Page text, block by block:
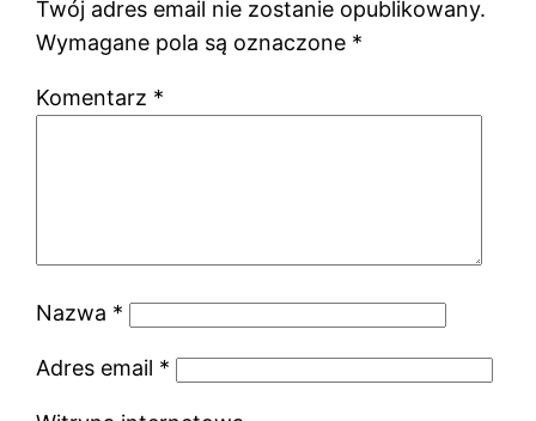
Twój adres email nie zostanie opublikowany.
Wymagane pola są oznaczone *
Komentarz *
Nazwa *
Adres email *